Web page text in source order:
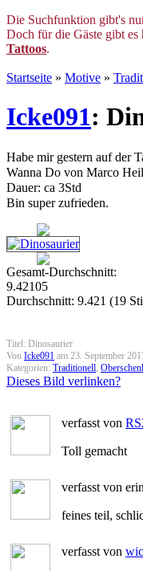
Die Suchfunktion gibt's
Doch für die Gäste gibt es
Tattoos.
Startseite » Motive »
Icke091:
Habe mir gestern auf der
Wanna Do von Marco
Dauer: ca 3Std
Bin super zufrieden.
Gesamt-Durchschnitt:
9.42105
Durchschnitt: 9.421 (19
Titel: Dinosaurier
Von Icke091 am 23. September
Kategorien: Traditionell,
Dieses Bild verlinken?
verfasst von
Toll gemacht
verfasst von
feines teil,
verfasst von